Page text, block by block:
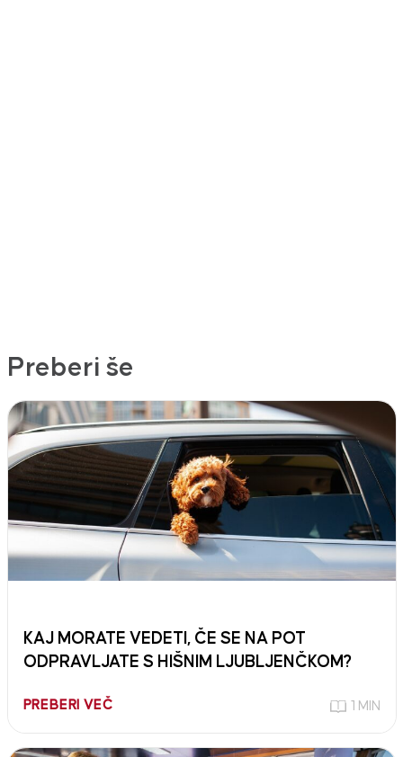
Preberi še
KAJ MORATE VEDETI, ČE SE NA POT
ODPRAVLJATE S HIŠNIM LJUBLJENČKOM?
PREBERI VEČ 1 MIN